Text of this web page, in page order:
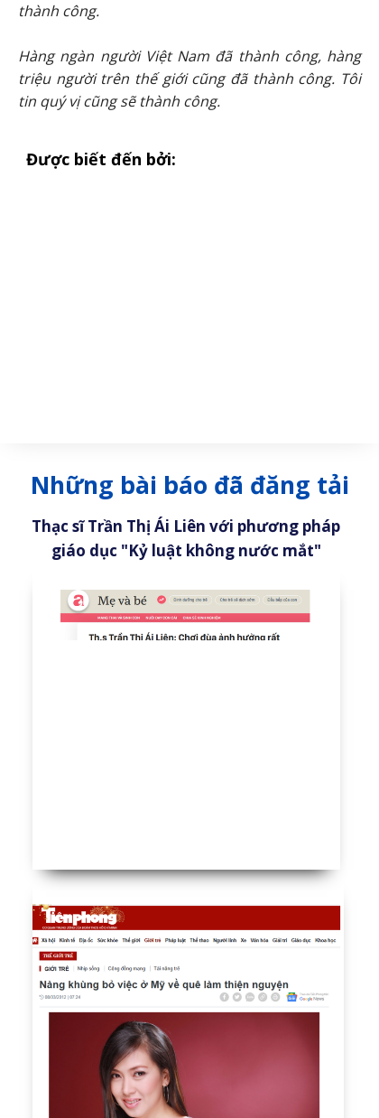
thành công.
Hàng ngàn người Việt Nam đã thành công, hàng
triệu người trên thế giới cũng đã thành công. Tôi
tin quý vị cũng sẽ thành công.
Được biết đến bởi:
Thạc sĩ Trần Thị Ái Liên với phương pháp
giáo dục "Kỷ luật không nước mắt"
Những bài báo đã đăng tải